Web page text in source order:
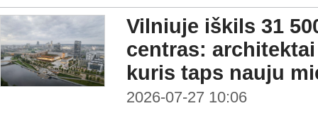
Vilniuje iškils 31
centras:
kuris taps nauju
2026-07-27 10:06